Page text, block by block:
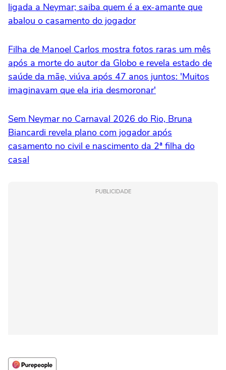
ligada a Neymar; saiba quem é a ex-amante que
abalou o casamento do jogador
Filha de Manoel Carlos mostra fotos raras um mês
após a morte do autor da Globo e revela estado de
saúde da mãe, viúva após 47 anos juntos: 'Muitos
imaginavam que ela iria desmoronar'
Sem Neymar no Carnaval 2026 do Rio, Bruna
Biancardi revela plano com jogador após
casamento no civil e nascimento da 2ª filha do
casal
PUBLICIDADE